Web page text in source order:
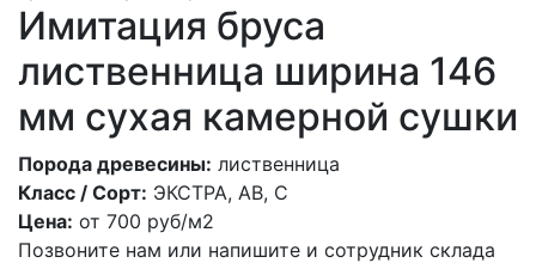
Имитация бруса
лиственница ширина 146
мм сухая камерной сушки
Порода древесины: лиственница
Класс / Сорт: ЭКСТРА, АВ, С
Цена: от 700 руб/м2
Позвоните нам или напишите и сотрудник склада